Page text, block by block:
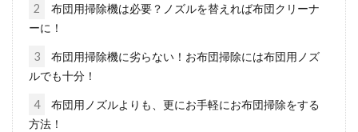
昔の生活を学ぶ！お布団も着物も大
ワンシーズン着用したらお役御免という方も増
2
布団用掃除機は必要？ノズルを替えれば布団クリーナ
ーに！
3
布団用掃除機に劣らない！お布団掃除には布団用ノズ
ルでも十分！
4
布団用ノズルよりも、更にお手軽にお布団掃除をする
方法！